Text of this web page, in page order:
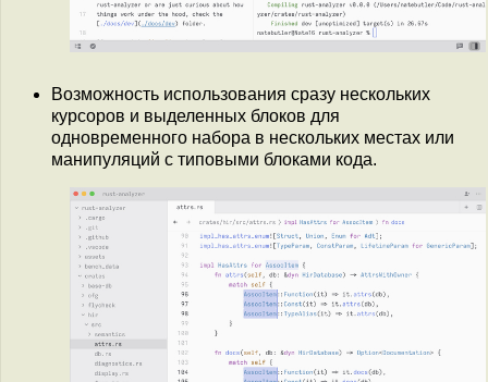
Возможность использования сразу нескольких
курсоров и выделенных блоков для
одновременного набора в нескольких местах или
манипуляций с типовыми блоками кода.